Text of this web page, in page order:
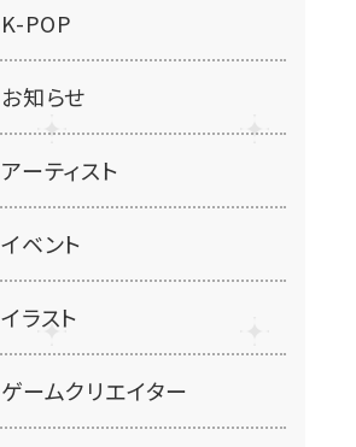
K-POP
お知らせ
アーティスト
イベント
イラスト
ゲームクリエイター